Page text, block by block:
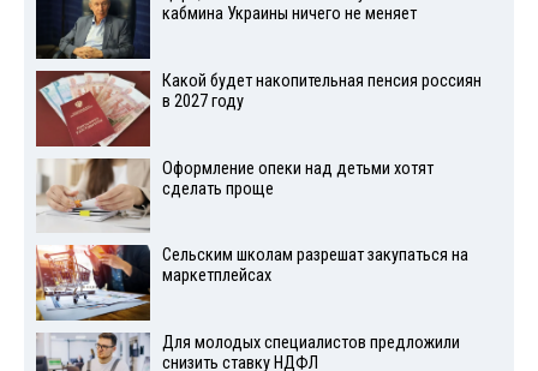
кабмина Украины ничего не меняет
Какой будет накопительная пенсия россиян
в 2027 году
Оформление опеки над детьми хотят
сделать проще
Сельским школам разрешат закупаться на
маркетплейсах
Для молодых специалистов предложили
снизить ставку НДФЛ